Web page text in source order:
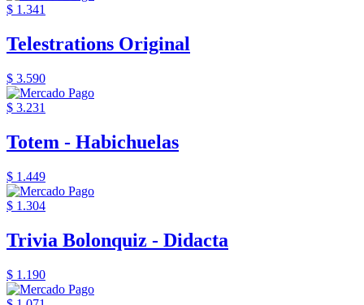
$ 1.341
Telestrations Original
$ 3.590
$ 3.231
Totem - Habichuelas
$ 1.449
$ 1.304
Trivia Bolonquiz - Didacta
$ 1.190